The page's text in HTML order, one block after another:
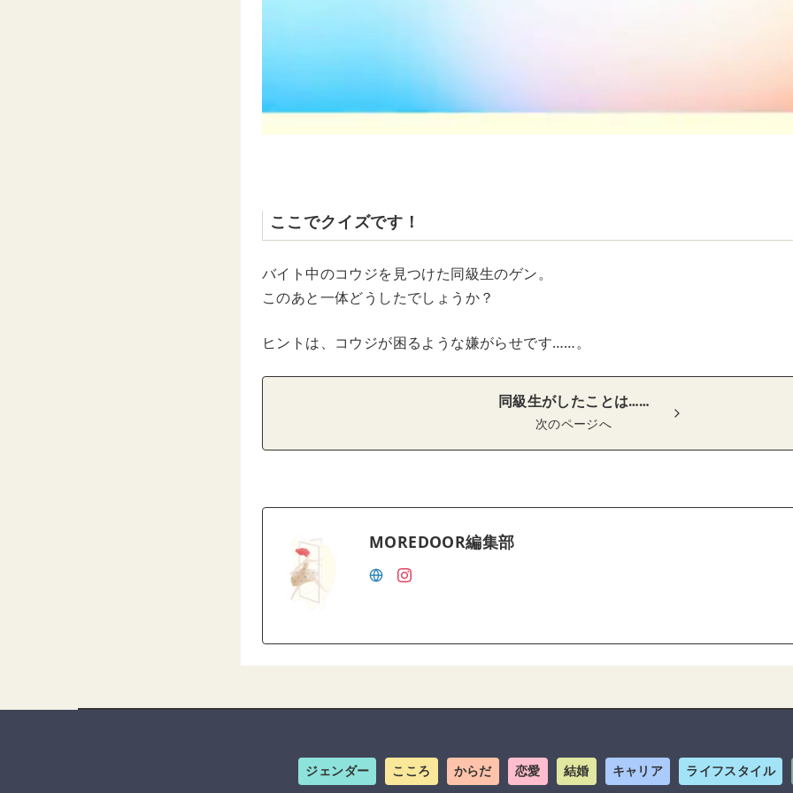
ここでクイズです！
バイト中のコウジを見つけた同級生のゲン。
このあと一体どうしたでしょうか？
ヒントは、コウジが困るような嫌がらせです……。
同級生がしたことは……
次のページへ
MOREDOOR編集部
ジェンダー こころ からだ 恋愛 結婚 キャリア ライフスタイル